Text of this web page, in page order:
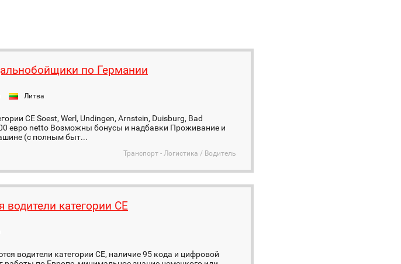
по Германии
Литва
CE Soest, Werl, Undingen, Arnstein, Duisburg, Bad
евро netto Возможны бонусы и надбавки Проживание и
(с полным быт...
Транспорт - Логистика / Водитель
категории CE
водители категории СЕ, наличие 95 кода и цифровой